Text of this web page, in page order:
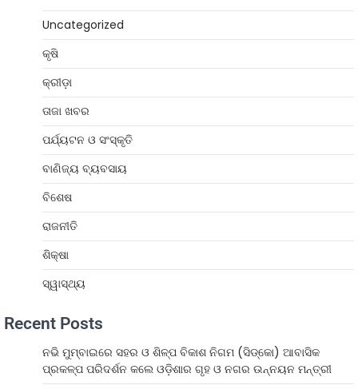
Uncategorized
କୃଷି
କ୍ରୀଡ଼ା
ତାଜା ଖବର
ପର୍ଯ୍ୟଟନ ଓ ସଂସ୍କୃତି
ବାଣିଜ୍ୟ ବ୍ୟବସାୟ
ବିଶେଷ
ରାଜନୀତି
ଶିକ୍ଷା
ସ୍ୱାସ୍ଥ୍ୟ
Recent Posts
ନଭି ମୁମ୍ବାଇରେ ସହର ଓ ଶିଳ୍ପ ବିକାଶ ନିଗମ (ସିଡ୍‌କୋ) ଆବାସିକ
ପ୍ରକଳ୍ପ ପରିଦର୍ଶନ କଲେ ଓଡ଼ିଶାର ଗୃହ ଓ ନଗର ଉନ୍ନୟନ ମନ୍ତ୍ରୀ